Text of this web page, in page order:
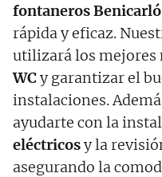
fontaneros Benicarló
rápida y eficaz.
utilizará los mejores
WCy garantizar el
instalaciones.
ayudarte con la
eléctricosy la
asegurando la